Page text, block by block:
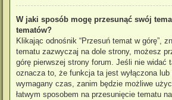
W jaki sposób mogę przesunąć swój
tematów?
Klikając odnośnik “Przesuń temat w górę”,
tematu zazwyczaj na dole strony, możesz
górę pierwszej strony forum. Jeśli nie widać
oznacza to, że funkcja ta jest wyłączona lub
wymagany czas, zanim będzie możliwe
łatwym sposobem na przesunięcie tematu